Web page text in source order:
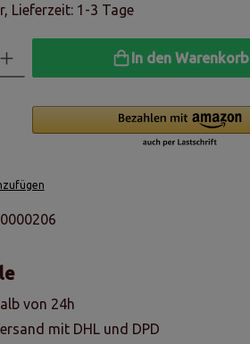
Lieferzeit: 1-3 Tage
In den Warenkorb
von 24h
mit DHL und DPD